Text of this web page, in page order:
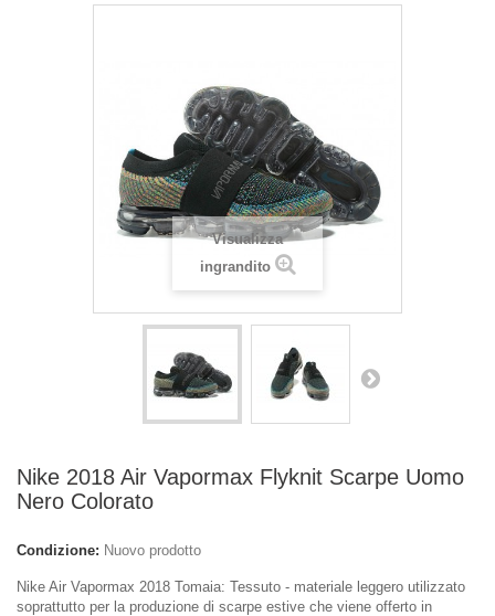
Visualizza
ingrandito
Nike 2018 Air Vapormax Flyknit Scarpe Uomo
Nero Colorato
Condizione: Nuovo prodotto
Nike Air Vapormax 2018 Tomaia: Tessuto - materiale leggero utilizzato
soprattutto per la produzione di scarpe estive che viene offerto in